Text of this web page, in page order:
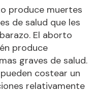
produce muertes
de salud que les
El aborto
produce
graves de salud.
costear un
relativamente